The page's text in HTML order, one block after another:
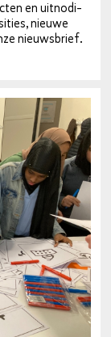
en uit­no­di­
nieuwe
nieuws­brief.